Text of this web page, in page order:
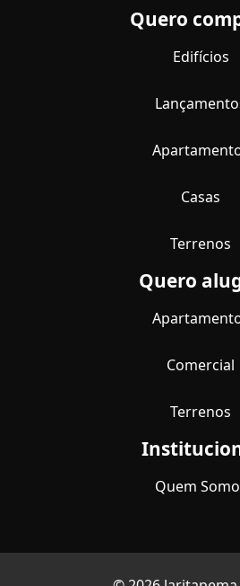
Quero
Edifícios
Casas
Terrenos
Quero
Comercial
Terrenos
Quem